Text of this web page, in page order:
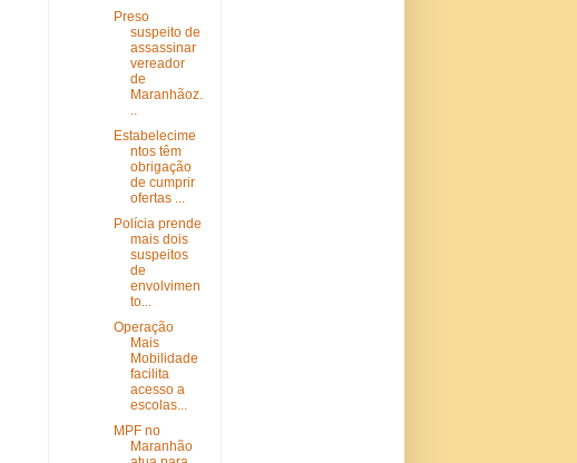
Preso
suspeito de
assassinar
vereador
de
Maranhãoz.
..
Estabelecime
ntos têm
obrigação
de cumprir
ofertas ...
Polícia prende
mais dois
suspeitos
de
envolvimen
to...
Operação
Mais
Mobilidade
facilita
acesso a
escolas...
MPF no
Maranhão